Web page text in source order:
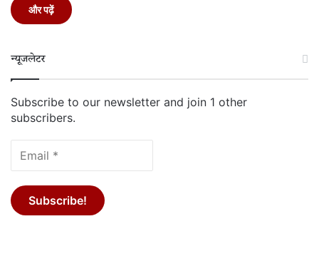
और पढ़ें
न्यूजलेटर
Subscribe to our newsletter and join 1 other
subscribers.